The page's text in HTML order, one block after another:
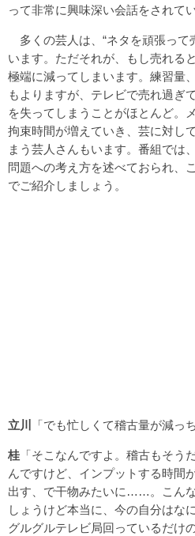
って非常に興味深い会話をされて
多くの芸人は、“ネタを頑張って
います。ただそれが、もし売れる
極端に減ってしまいます。練習
もよりますが、テレビで売れ過ぎ
を失ってしまうことがほとんど。
拘束時間が増えていき、芸に対し
まう芸人さんもいます。番組では
問題への考え方を述べておられ、
でご紹介しましょう。
立川 「でも忙しくて稽古量が減っ
桂 「そこなんですよ。稽古もそう
んですけど、インプットする時間
出す、で干物みたいに……。こん
しょうけど本当に、今の自分はな
グルグルテレビ局回っているだけ